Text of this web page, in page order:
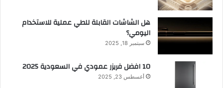
هل الشاشات القابلة للطي عملية للاستخدام
اليومي؟
سبتمبر 18, 2025
10 افضل فريزر عمودي​ في السعودية​ 2025
أغسطس 23, 2025